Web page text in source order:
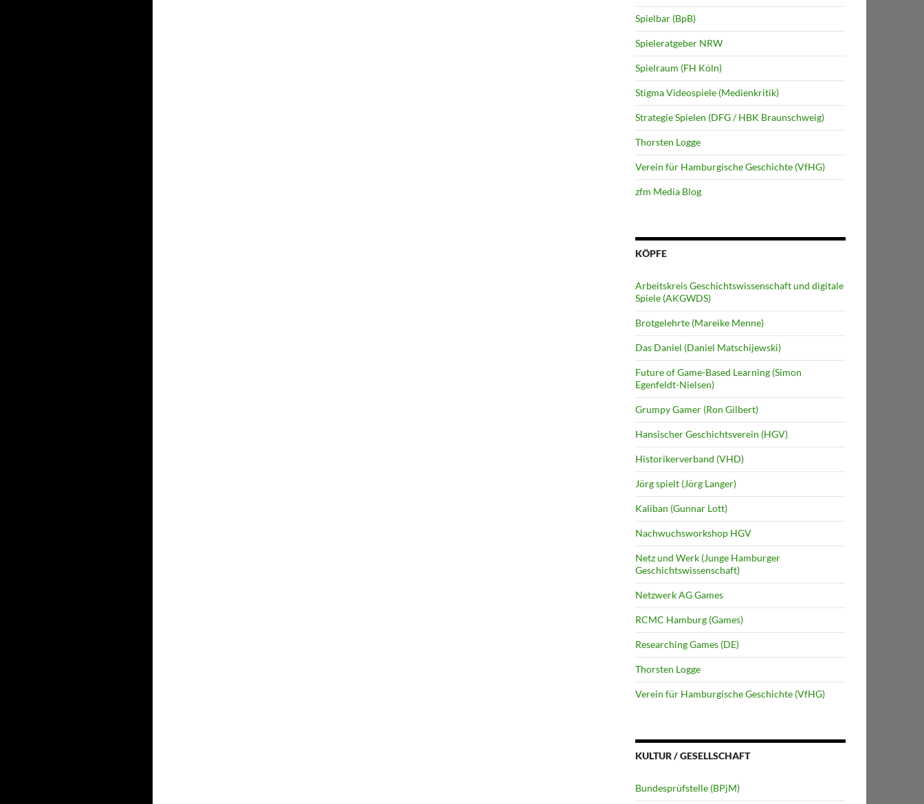
Spielbar (BpB)
Spieleratgeber NRW
Spielraum (FH Köln)
Stigma Videospiele (Medienkritik)
Strategie Spielen (DFG / HBK Braunschweig)
Thorsten Logge
Verein für Hamburgische Geschichte (VfHG)
zfm Media Blog
KÖPFE
Arbeitskreis Geschichtswissenschaft und digitale
Spiele (AKGWDS)
Brotgelehrte (Mareike Menne)
Das Daniel (Daniel Matschijewski)
Future of Game-Based Learning (Simon
Egenfeldt-Nielsen)
Grumpy Gamer (Ron Gilbert)
Hansischer Geschichtsverein (HGV)
Historikerverband (VHD)
Jörg spielt (Jörg Langer)
Kaliban (Gunnar Lott)
Nachwuchsworkshop HGV
Netz und Werk (Junge Hamburger
Geschichtswissenschaft)
Netzwerk AG Games
RCMC Hamburg (Games)
Researching Games (DE)
Thorsten Logge
Verein für Hamburgische Geschichte (VfHG)
KULTUR / GESELLSCHAFT
Bundesprüfstelle (BPjM)